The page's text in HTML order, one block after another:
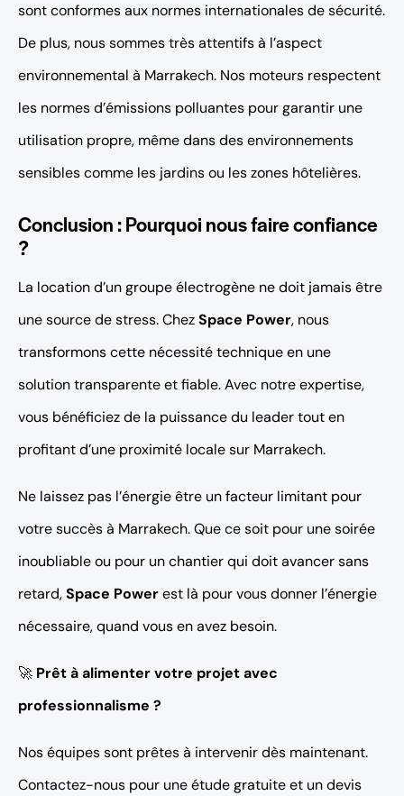
sont conformes aux normes internationales de sécurité.
De plus, nous sommes très attentifs à l’aspect
environnemental à Marrakech. Nos moteurs respectent
les normes d’émissions polluantes pour garantir une
utilisation propre, même dans des environnements
sensibles comme les jardins ou les zones hôtelières.
Conclusion : Pourquoi nous faire confiance
?
La location d’un groupe électrogène ne doit jamais être
une source de stress. ChezSpace Power, nous
transformons cette nécessité technique en une
solution transparente et fiable. Avec notre expertise,
vous bénéficiez de la puissance du leader tout en
profitant d’une proximité locale sur Marrakech.
Ne laissez pas l’énergie être un facteur limitant pour
votre succès à Marrakech. Que ce soit pour une soirée
inoubliable ou pour un chantier qui doit avancer sans
retard,Space Powerest là pour vous donner l’énergie
nécessaire, quand vous en avez besoin.
🚀 Prêt à alimenter votre projet avec
professionnalisme ?
Nos équipes sont prêtes à intervenir dès maintenant.
Contactez-nous pour une étude gratuite et un devis